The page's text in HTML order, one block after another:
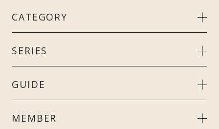
CATEGORY
MEN’S
SERIES
リカバリークール＋
GUIDE
ご利用ガイド
MEMBER